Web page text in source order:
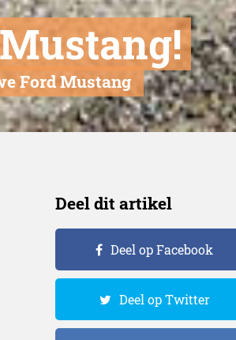
Ford Mustang
Deel dit artikel
Deel op Facebook
Deel op Twitter